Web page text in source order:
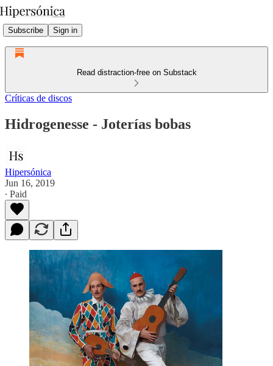
Subscribe Sign in
Read distraction-free on Substack
Críticas de discos
Hidrogenesse - Joterías bobas
Hipersónica
Jun 16, 2019
∙ Paid